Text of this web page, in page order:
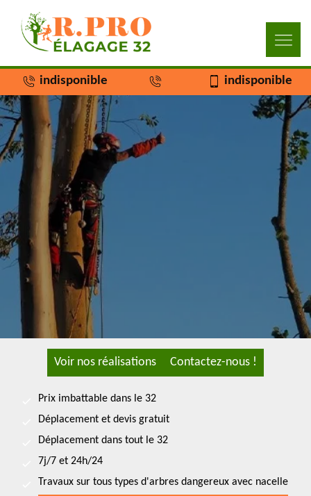
indisponible indisponible
Voir nos réalisations Contactez-nous !
Prix imbattable dans le 32
Déplacement et devis gratuit
Déplacement dans tout le 32
7j/7 et 24h/24
Travaux sur tous types d'arbres dangereux avec nacelle